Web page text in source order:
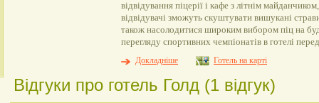
відвідування піцерії і кафе з літнім
відвідувачі зможуть скуштувати вишукані
також насолодитися широким вибором піц на
перегляду спортивних чемпіонатів в готелі
Докладніше
Готель на карті
Відгуки про готель Голд (1 відгук)